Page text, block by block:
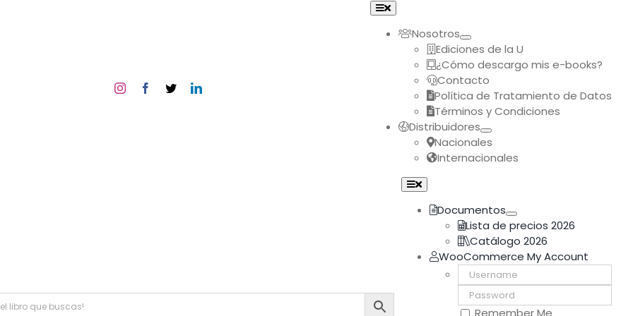
Toggle
Navigation
Nosotros
Ediciones de la U
¿Cómo descargo mis e-books?
Contacto
Política de Tratamiento de Datos
Términos y Condiciones
Distribuidores
Nacionales
Internacionales
Toggle
Navigation
Documentos
Lista de precios 2026
Catálogo 2026
WooCommerce My Account
Username:
Password:
Remember Me